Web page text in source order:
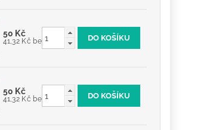
50 Kč
41,32 Kč bez DPH
50 Kč
41,32 Kč bez DPH